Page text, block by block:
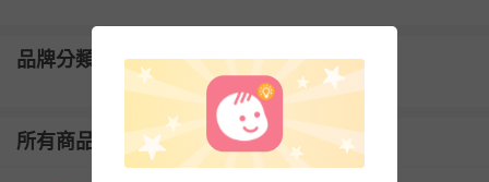
品牌分類
所有商品